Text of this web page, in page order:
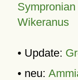
Wikeranus
• Update:
• neu: